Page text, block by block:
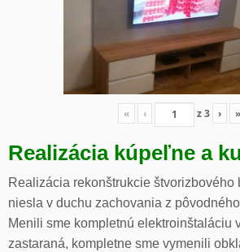
« ‹ z3 › »
Realizácia kúpeľne a
Realizácia rekonštrukcie štvorizbového
niesla v duchu zachovania z
Menili sme kompletnú elektroinštaláciu
zastaraná, kompletne sme vymenili